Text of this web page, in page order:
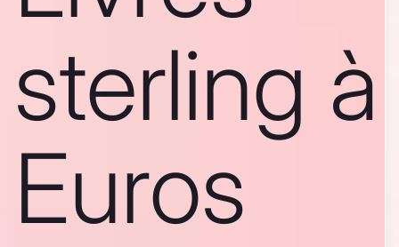
sterling à
Euros